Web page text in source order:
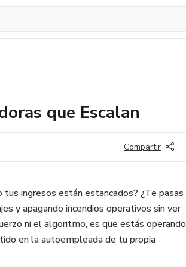
que Escalan
Compartir
ingresos están estancados? ¿Te pasas
y apagando incendios operativos sin ver
ni el algoritmo, es que estás operando
en la autoempleada de tu propia